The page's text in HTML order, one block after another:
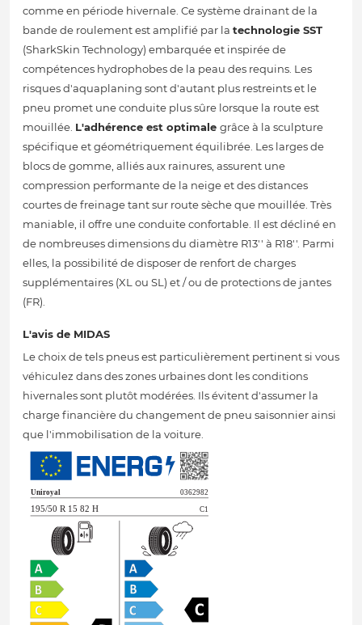
comme en période hivernale. Ce système drainant de la
bande de roulement est amplifié par la technologie SST
(SharkSkin Technology) embarquée et inspirée de
compétences hydrophobes de la peau des requins. Les
risques d'aquaplaning sont d'autant plus restreints et le
pneu promet une conduite plus sûre lorsque la route est
mouillée. L'adhérence est optimale grâce à la sculpture
spécifique et géométriquement équilibrée. Les larges de
blocs de gomme, alliés aux rainures, assurent une
compression performante de la neige et des distances
courtes de freinage tant sur route sèche que mouillée. Très
maniable, il offre une conduite confortable. Il est décliné en
de nombreuses dimensions du diamètre R13'' à R18''. Parmi
elles, la possibilité de disposer de renfort de charges
supplémentaires (XL ou SL) et / ou de protections de jantes
(FR).
L'avis de MIDAS
Le choix de tels pneus est particulièrement pertinent si vous
véhiculez dans des zones urbaines dont les conditions
hivernales sont plutôt modérées. Ils évitent d'assumer la
charge financière du changement de pneu saisonnier ainsi
que l'immobilisation de la voiture.